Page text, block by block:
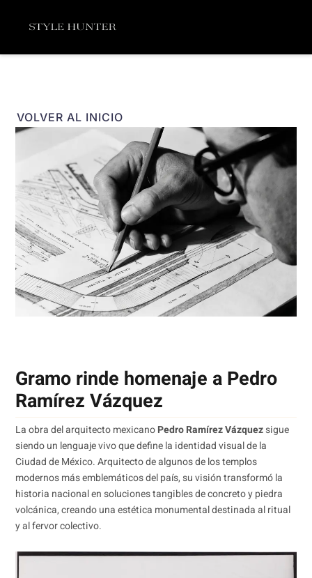
VOLVER AL INICIO
Gramo rinde homenaje a Pedro
Ramírez Vázquez
La obra del arquitecto mexicanoPedro Ramírez Vázquezsigue
siendo un lenguaje vivo que define la identidad visual de la
Ciudad de México. Arquitecto de algunos de los templos
modernos más emblemáticos del país, su visión transformó la
historia nacional en soluciones tangibles de concreto y piedra
volcánica, creando una estética monumental destinada al ritual
y al fervor colectivo.